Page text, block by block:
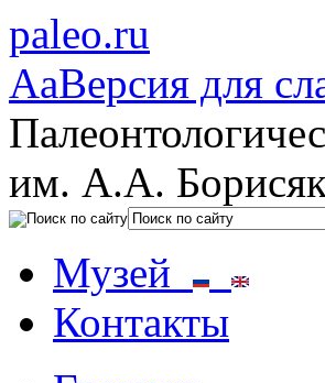
paleo.ru
AaВерсия для
им. А.А.
Музей
Контакты